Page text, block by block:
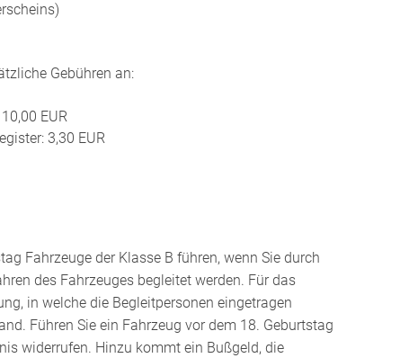
Gebühren an:
EUR
3,30 EUR
Fahrzeuge der Klasse B führen, wenn Sie durch
des Fahrzeuges begleitet werden. Für das
in welche die Begleitpersonen eingetragen
Führen Sie ein Fahrzeug vor dem 18. Geburtstag
widerrufen. Hinzu kommt ein Bußgeld, die